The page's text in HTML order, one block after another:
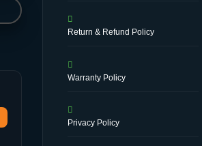
Return & Refund Policy
Warranty Policy
Privacy Policy